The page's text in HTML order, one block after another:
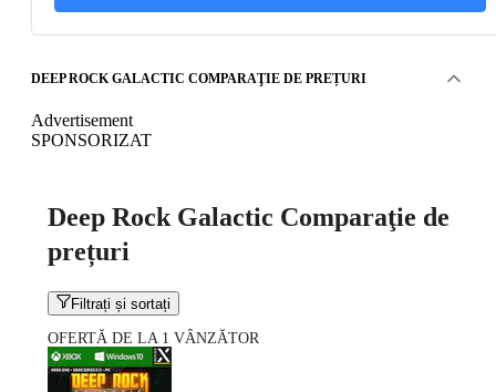
DEEP ROCK GALACTIC COMPARAŢIE DE PREȚURI
Advertisement
SPONSORIZAT
Deep Rock Galactic Comparaţie de
prețuri
Filtrați și sortați
OFERTĂ DE LA 1 VÂNZĂTOR